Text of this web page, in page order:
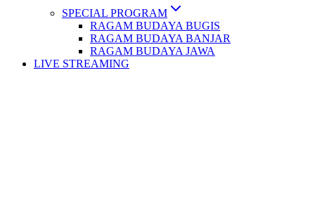
SPECIAL PROGRAM
RAGAM BUDAYA BUGIS
RAGAM BUDAYA BANJAR
RAGAM BUDAYA JAWA
LIVE STREAMING